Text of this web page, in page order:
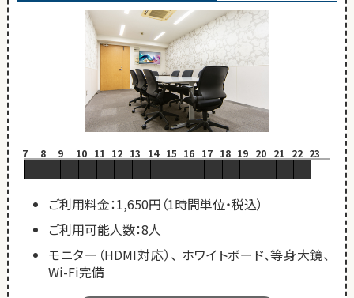
7 8 9 10 11 12 13 14 15 16 17 18 19 20 21 22 23
ご利用料金：1,650円（1時間単位・税込）
ご利用可能人数：8人
モニター（HDMI対応）、 ホワイトボード、等身大鏡、
Wi-Fi完備